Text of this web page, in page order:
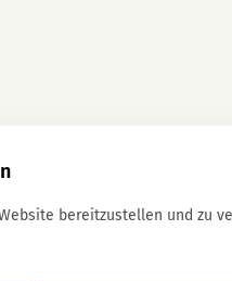
bereitzustellen und zu